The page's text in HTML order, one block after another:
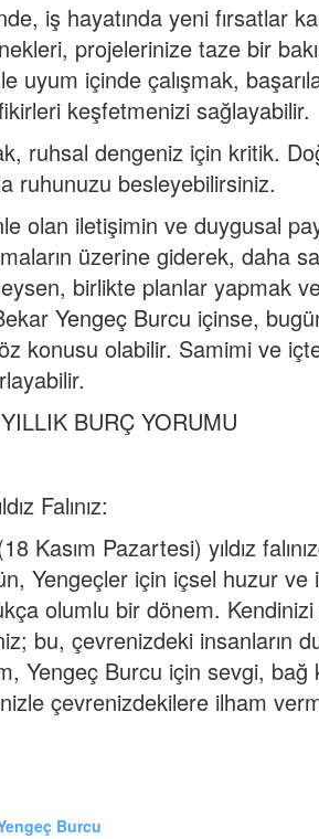
iş hayatında yeni fırsatlar
projelerinize taze bir
uyum içinde çalışmak,
keşfetmenizi sağlayabilir.
ruhsal dengeniz için kritik.
ruhunuzu besleyebilirsiniz.
olan iletişimin ve duygusal
üzerine giderek, daha
birlikte planlar yapmak
Yengeç Burcu içinse,
konusu olabilir. Samimi ve
BURÇ YORUMU
Falınız:
Kasım Pazartesi) yıldız
Yengeçler için içsel huzur
olumlu bir dönem.
bu, çevrenizdeki insanların
Yengeç Burcu için sevgi,
çevrenizdekilere ilham
Burcu